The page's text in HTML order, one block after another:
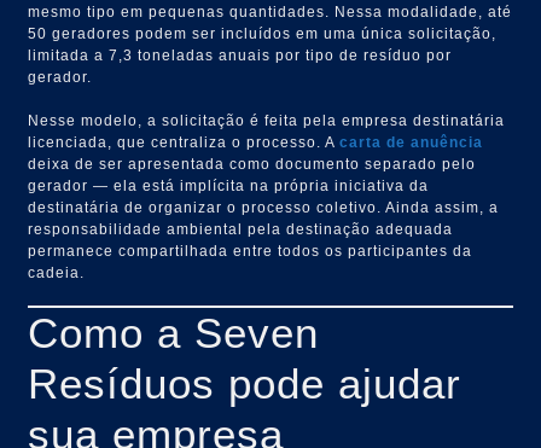
mesmo tipo em pequenas quantidades. Nessa modalidade, até
50 geradores podem ser incluídos em uma única solicitação,
limitada a 7,3 toneladas anuais por tipo de resíduo por
gerador.
Nesse modelo, a solicitação é feita pela empresa destinatária
licenciada, que centraliza o processo. Acarta de anuência
deixa de ser apresentada como documento separado pelo
gerador — ela está implícita na própria iniciativa da
destinatária de organizar o processo coletivo. Ainda assim, a
responsabilidade ambiental pela destinação adequada
permanece compartilhada entre todos os participantes da
cadeia.
Como a Seven
Resíduos pode ajudar
sua empresa